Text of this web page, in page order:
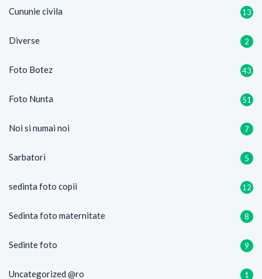
Cununie civila 13
Diverse 2
Foto Botez 43
Foto Nunta 51
Noi si numai noi 7
Sarbatori 5
sedinta foto copii 12
Sedinta foto maternitate 8
Sedinte foto 9
Uncategorized @ro 1